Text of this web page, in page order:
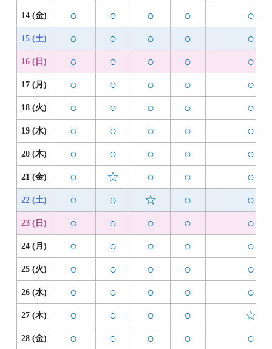
14 (金) ○ ○ ○ ○ ○
15 (土) ○ ○ ○ ○ ○
16 (日) ○ ○ ○ ○ ○
17 (月) ○ ○ ○ ○ ○
18 (火) ○ ○ ○ ○ ○
19 (水) ○ ○ ○ ○ ○
20 (木) ○ ○ ○ ○ ○
21 (金) ○ ☆ ○ ○ ○
22 (土) ○ ○ ☆ ○ ○
23 (日) ○ ○ ○ ○ ○
24 (月) ○ ○ ○ ○ ○
25 (火) ○ ○ ○ ○ ○
26 (水) ○ ○ ○ ○ ○
27 (木) ○ ○ ○ ○ ☆
28 (金) ○ ○ ○ ○ ○